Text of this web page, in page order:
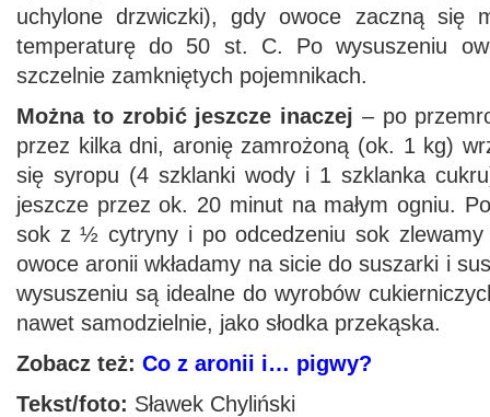
uchylone drzwiczki), gdy owoce zaczną się
temperaturę do 50 st. C. Po wysuszeniu
szczelnie zamkniętych pojemnikach.
Można to zrobić jeszcze inaczej – po
przez kilka dni, aronię zamrożoną (ok. 1 kg)
się syropu (4 szklanki wody i 1 szklanka
jeszcze przez ok. 20 minut na małym ogniu.
sok z ½ cytryny i po odcedzeniu sok zlewamy
owoce aronii wkładamy na sicie do suszarki i
wysuszeniu są idealne do wyrobów
nawet samodzielnie, jako słodka przekąska.
Zobacz też: Co z aronii i… pigwy?
Tekst/foto: Sławek Chyliński